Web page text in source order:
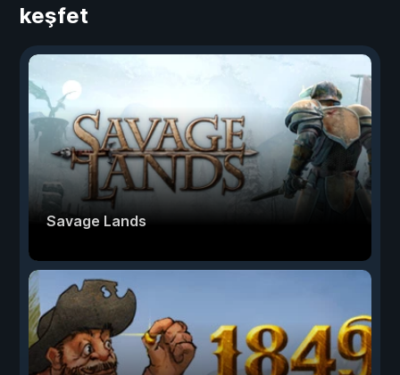
keşfet
Savage Lands